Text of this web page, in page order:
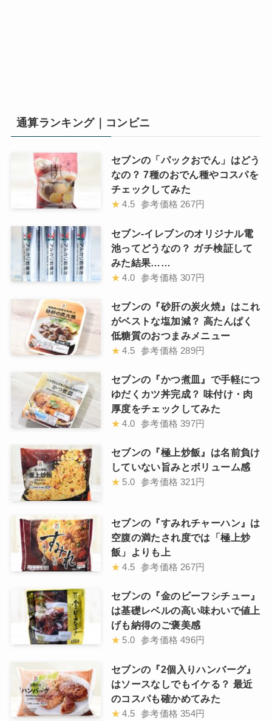
通算ランキング｜コンビニ
セブンの「パックおでん」はどう
なの？ 7種のおでん種やコスパを
チェックしてみた
★ 4.5 参考価格 267円
セブン-イレブンのオリジナル電
池ってどうなの？ ガチ検証して
みた結果……
★ 4.0 参考価格 307円
セブンの『砂肝の炭火焼』はこれ
がベストな塩加減？ 高たんぱく
低糖質のおつまみメニュー
★ 4.5 参考価格 289円
セブンの『かつ煮皿』で手軽につ
ゆだくカツ丼完成？ 味付け・肉
厚度をチェックしてみた
★ 4.0 参考価格 397円
セブンの『極上炒飯』は名前負け
していない旨みとボリューム感
★ 5.0 参考価格 321円
セブンの『すみれチャーハン』は
空腹の満たされ度では「極上炒
飯」よりも上
★ 4.5 参考価格 267円
セブンの『金のビーフシチュー』
は基礎レベルの高い味わいで値上
げも納得のご褒美感
★ 5.0 参考価格 496円
セブンの『2個入りハンバーグ』
はソースなしでもイケる？ 最近
のコスパも確かめてみた
★ 4.5 参考価格 354円